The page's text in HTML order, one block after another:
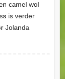
camel wol
is verder
Jolanda